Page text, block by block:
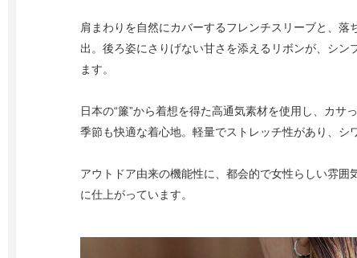
肩まわりを自然にカバーするフレンチスリーブと、
出。後ろ姿にさりげない甘さを添えるリボンが、シ
ます。
日本の“簾”から着想を得た高通気素材を使用し、カ
季節も快適な着心地。軽量でストレッチ性があり、シ
アウトドア由来の機能性に、都会的で女性らしい雰
に仕上がっています。